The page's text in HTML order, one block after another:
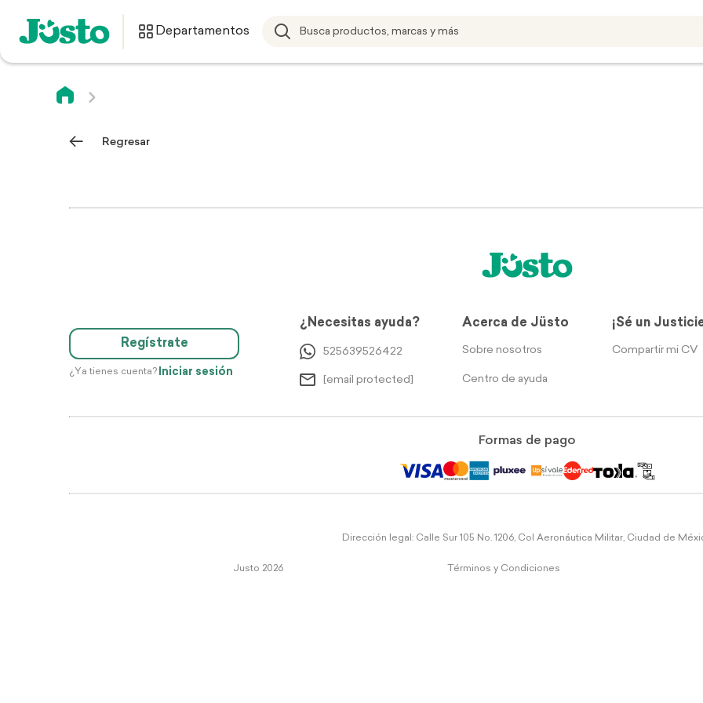
Departamentos
Regresar
Regístrate
¿Ya tienes cuenta? Iniciar sesión
¿Necesitas ayuda?
525639526422
[email protected]
Acerca de Jüsto
Sobre nosotros
Centro de ayuda
¡Sé un
Compartir mi CV
Formas de pago
Dirección legal: Calle Sur 105 No. 1206, Col Aeronáutica Militar, Ciudad de
Justo 2026 Términos y Condiciones